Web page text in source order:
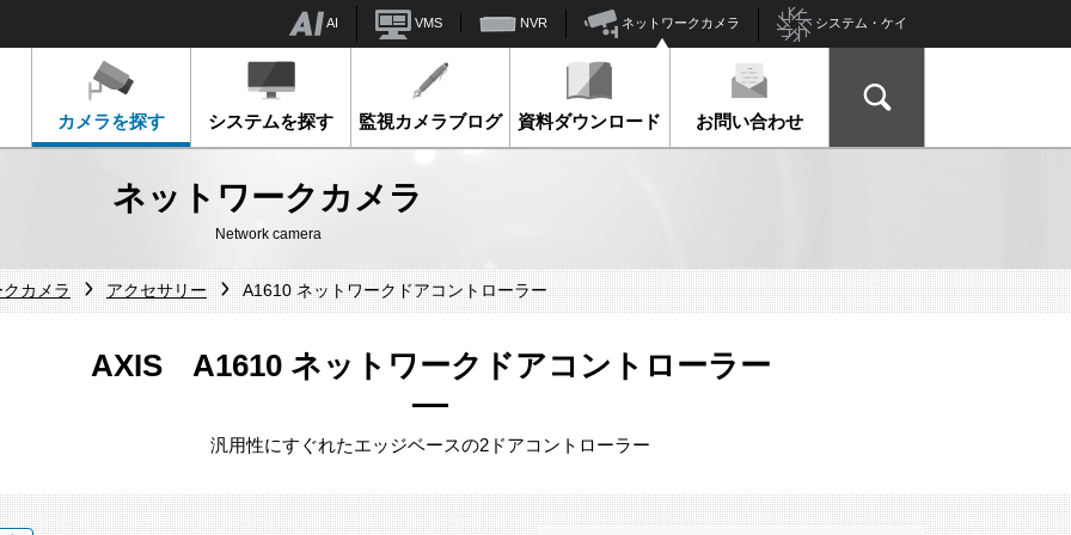
AI VMS NVR ネットワークカメラ システム・ケイ
カメラを探す システムを探す 監視カメラブログ 資料ダウンロード お問い合わせ
ネットワークカメラ
Network camera
カメラ アクセサリー A1610 ネットワークドアコントローラー
AXIS A1610 ネットワークドアコントローラー
汎用性にすぐれたエッジベースの2ドアコントローラー